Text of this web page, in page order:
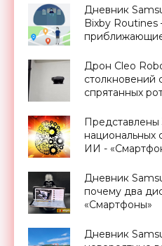
Дневник
Bixby
Дрон Cleo
столкновений
спрятанных
Представлены
национальных
ИИ -
Дневник
почему два
«Смартфоны»
Дневник